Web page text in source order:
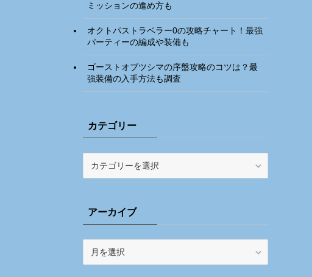
ミッションの進め方も
オクトパストラベラー0の攻略チャート！最強
パーティーの編成や装備も
ゴーストオブツシマの序盤攻略のコツは？最
強装備の入手方法も調査
カテゴリー
ーアーカイブ